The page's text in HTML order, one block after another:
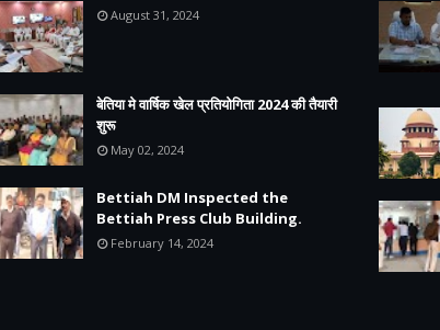
August 31, 2024
बेतिया मे वार्षिक खेल प्रतियोगिता 2024 की तैयारी
शुरू
May 02, 2024
Bettiah DM Inspected the
Bettiah Press Club Building.
February 14, 2024